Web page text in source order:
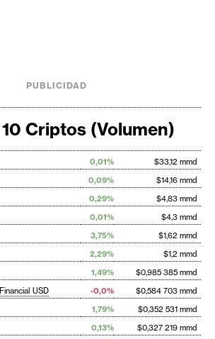
PUBLICIDAD
Criptos (Volumen)
0,01%
$33,12 mmd
0,09%
$14,16 mmd
0,29%
$4,83 mmd
0,01%
$4,3 mmd
3,75%
$1,62 mmd
2,29%
$1,2 mmd
1,49%
$0,985 385 mmd
USD -0,0%
$0,584 703 mmd
1,79%
$0,352 531 mmd
0,13% $0,327 219 mmd